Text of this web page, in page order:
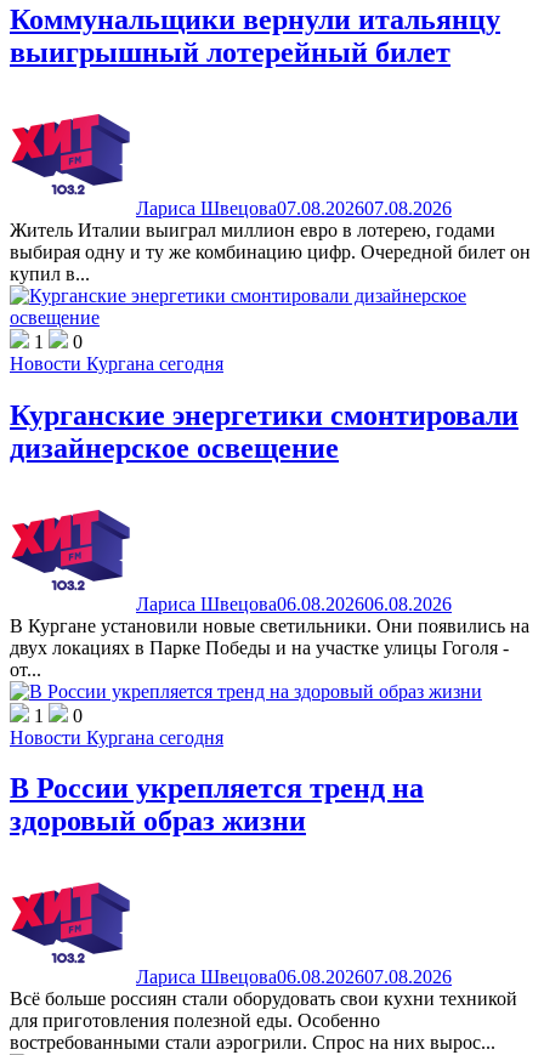
Коммунальщики вернули итальянцу
выигрышный лотерейный билет
Лариса Швецова07.08.202607.08.2026
Житель Италии выиграл миллион евро в лотерею, годами
выбирая одну и ту же комбинацию цифр. Очередной билет он
купил в...
1
0
Новости Кургана сегодня
Курганские энергетики смонтировали
дизайнерское освещение
Лариса Швецова06.08.202606.08.2026
В Кургане установили новые светильники. Они появились на
двух локациях в Парке Победы и на участке улицы Гоголя -
от...
1
0
Новости Кургана сегодня
В России укрепляется тренд на
здоровый образ жизни
Лариса Швецова06.08.202607.08.2026
Всё больше россиян стали оборудовать свои кухни техникой
для приготовления полезной еды. Особенно
востребованными стали аэрогрили. Спрос на них вырос...